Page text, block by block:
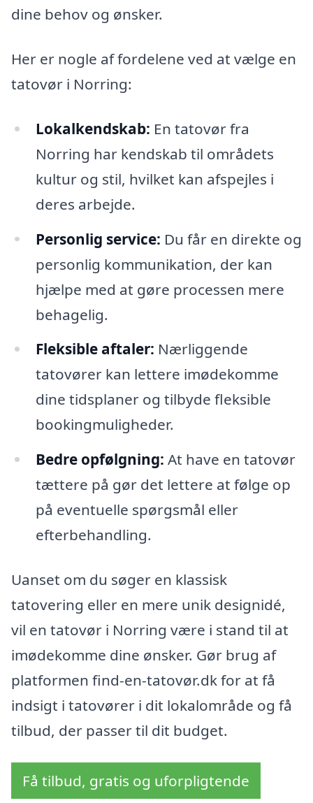
dine behov og ønsker.
Her er nogle af fordelene ved at vælge en
tatovør i Norring:
Lokalkendskab: En tatovør fra
Norring har kendskab til områdets
kultur og stil, hvilket kan afspejles i
deres arbejde.
Personlig service: Du får en direkte og
personlig kommunikation, der kan
hjælpe med at gøre processen mere
behagelig.
Fleksible aftaler: Nærliggende
tatovører kan lettere imødekomme
dine tidsplaner og tilbyde fleksible
bookingmuligheder.
Bedre opfølgning: At have en tatovør
tættere på gør det lettere at følge op
på eventuelle spørgsmål eller
efterbehandling.
Uanset om du søger en klassisk
tatovering eller en mere unik designidé,
vil en tatovør i Norring være i stand til at
imødekomme dine ønsker. Gør brug af
platformen find-en-tatovør.dk for at få
indsigt i tatovører i dit lokalområde og få
tilbud, der passer til dit budget.
Få tilbud, gratis og uforpligtende